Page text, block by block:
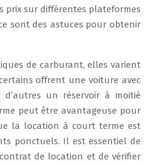
prix sur différentes plateformes
sont des astuces pour obtenir
de carburant, elles varient
offrent une voiture avec
un réservoir à moitié
peut être avantageuse pour
la location à court terme est
ponctuels. Il est essentiel de
de location et de vérifier